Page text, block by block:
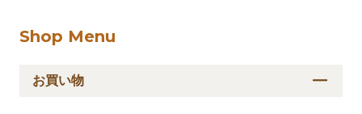
Shop Menu
お買い物